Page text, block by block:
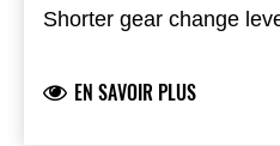
Shorter gear change
EN SAVOIR PLUS